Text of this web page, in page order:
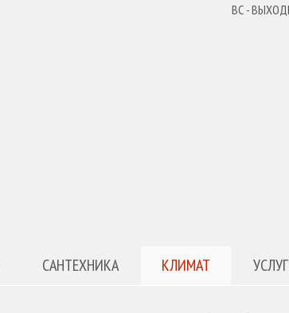
ВС -
САНТЕХНИКА КЛИМАТ